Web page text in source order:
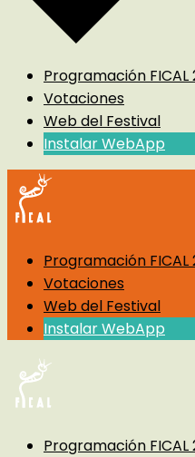
Programación FICAL
Votaciones
Web del Festival
Instalar WebApp
Programación FICAL
Votaciones
Web del Festival
Instalar WebApp
Programación FICAL